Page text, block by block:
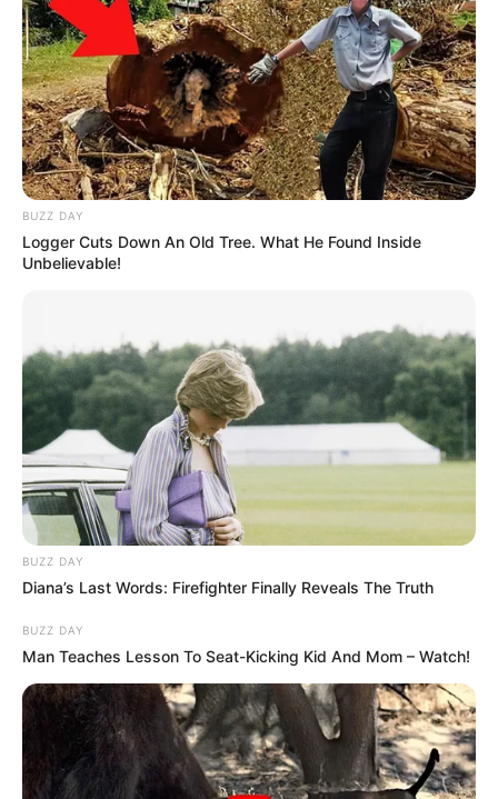
BUZZ DAY
Logger Cuts Down An Old Tree. What He Found Inside
Unbelievable!
BUZZ DAY
Diana’s Last Words: Firefighter Finally Reveals The Truth
BUZZ DAY
Man Teaches Lesson To Seat-Kicking Kid And Mom – Watch!